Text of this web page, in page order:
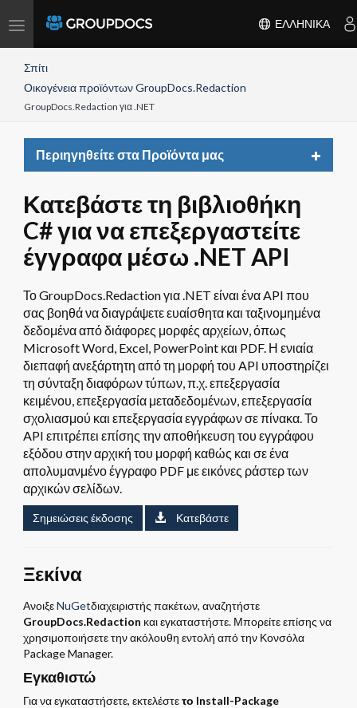
Toggle
ΕΛΛΗΝΙΚΆ
Σπίτι
Οικογένεια προϊόντων GroupDocs.Redaction
GroupDocs.Redaction για .NET
Περιηγηθείτε στα Προϊόντα μας
Toggle
Κατεβάστε τη βιβλιοθήκη
C# για να επεξεργαστείτε
έγγραφα μέσω .NET API
Το GroupDocs.Redaction για .NET είναι ένα API που
σας βοηθά να διαγράψετε ευαίσθητα και ταξινομημένα
δεδομένα από διάφορες μορφές αρχείων, όπως
Microsoft Word, Excel, PowerPoint και PDF. Η ενιαία
διεπαφή ανεξάρτητη από τη μορφή του API υποστηρίζει
τη σύνταξη διαφόρων τύπων, π.χ. επεξεργασία
κειμένου, επεξεργασία μεταδεδομένων, επεξεργασία
σχολιασμού και επεξεργασία εγγράφων σε πίνακα. Το
API επιτρέπει επίσης την αποθήκευση του εγγράφου
εξόδου στην αρχική του μορφή καθώς και σε ένα
απολυμανμένο έγγραφο PDF με εικόνες ράστερ των
αρχικών σελίδων.
Σημειώσεις έκδοσης Κατεβάστε
Ξεκίνα
ΑνοιξεNuGetδιαχειριστής πακέτων, αναζητήστε
GroupDocs.Redaction και εγκαταστήστε. Μπορείτε επίσης να
χρησιμοποιήσετε την ακόλουθη εντολή από την Κονσόλα
Package Manager.
Εγκαθιστώ
Για να εγκαταστήσετε, εκτελέστετο Install-Package